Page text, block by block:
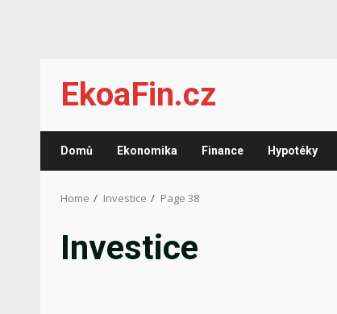
content
EkoaFin.cz
Domů Ekonomika Finance Hypotéky
Home Investice Page 38
Investice